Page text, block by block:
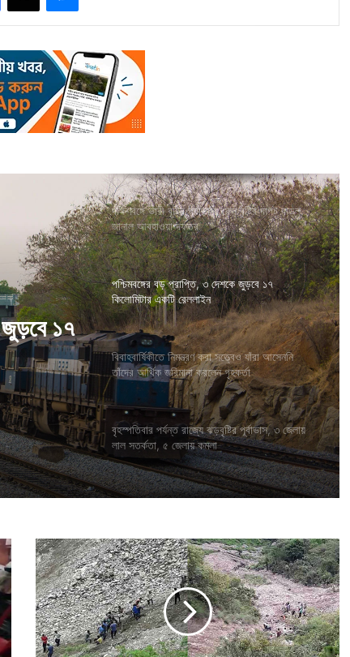
জুড়বে ১৭
যাঁরা
দক্ষিণবঙ্গে ভারী বৃষ্টির পূর্বাভাস, কেন বৃষ্টির দাপট বাড়ল,
জানাল আবহাওয়া দফতর
পশ্চিমবঙ্গের বড় প্রাপ্তি, ৩ দেশকে জুড়বে ১৭
কিলোমিটার একটি রেললাইন
বিবাহবার্ষিকীতে নিমন্ত্রণ করা সত্ত্বেও যাঁরা আসেননি
তাঁদের আর্থিক জরিমানা করলেন গৃহকর্তা
বৃহস্পতিবার পর্যন্ত রাজ্যে ঝড়বৃষ্টির পূর্বাভাস, ৩ জেলায়
লাল সতর্কতা, ৫ জেলায় কমলা
হৃ
ষী
কে
শে
র
প
থে